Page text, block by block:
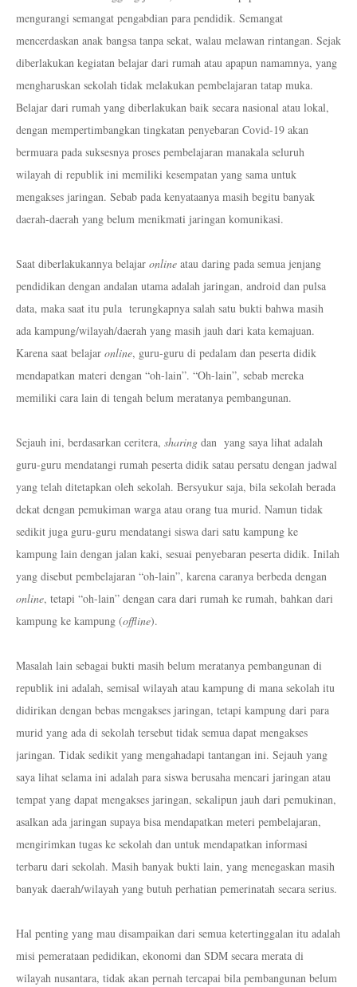
mengurangi semangat pengabdian para pendidik. Semangat
mencerdaskan anak bangsa tanpa sekat, walau melawan rintangan. Sejak
diberlakukan kegiatan belajar dari rumah atau apapun namamnya, yang
mengharuskan sekolah tidak melakukan pembelajaran tatap muka.
Belajar dari rumah yang diberlakukan baik secara nasional atau lokal,
dengan mempertimbangkan tingkatan penyebaran Covid-19 akan
bermuara pada suksesnya proses pembelajaran manakala seluruh
wilayah di republik ini memiliki kesempatan yang sama untuk
mengakses jaringan. Sebab pada kenyataanya masih begitu banyak
daerah-daerah yang belum menikmati jaringan komunikasi.
Saat diberlakukannya belajar online atau daring pada semua jenjang
pendidikan dengan andalan utama adalah jaringan, android dan pulsa
data, maka saat itu pula terungkapnya salah satu bukti bahwa masih
ada kampung/wilayah/daerah yang masih jauh dari kata kemajuan.
Karena saat belajar online, guru-guru di pedalam dan peserta didik
mendapatkan materi dengan “oh-lain”. “Oh-lain”, sebab mereka
memiliki cara lain di tengah belum meratanya pembangunan.
Sejauh ini, berdasarkan ceritera, sharing dan yang saya lihat adalah
guru-guru mendatangi rumah peserta didik satau persatu dengan jadwal
yang telah ditetapkan oleh sekolah. Bersyukur saja, bila sekolah berada
dekat dengan pemukiman warga atau orang tua murid. Namun tidak
sedikit juga guru-guru mendatangi siswa dari satu kampung ke
kampung lain dengan jalan kaki, sesuai penyebaran peserta didik. Inilah
yang disebut pembelajaran “oh-lain”, karena caranya berbeda dengan
online, tetapi “oh-lain” dengan cara dari rumah ke rumah, bahkan dari
kampung ke kampung (offline).
Masalah lain sebagai bukti masih belum meratanya pembangunan di
republik ini adalah, semisal wilayah atau kampung di mana sekolah itu
didirikan dengan bebas mengakses jaringan, tetapi kampung dari para
murid yang ada di sekolah tersebut tidak semua dapat mengakses
jaringan. Tidak sedikit yang mengahadapi tantangan ini. Sejauh yang
saya lihat selama ini adalah para siswa berusaha mencari jaringan atau
tempat yang dapat mengakses jaringan, sekalipun jauh dari pemukinan,
asalkan ada jaringan supaya bisa mendapatkan meteri pembelajaran,
mengirimkan tugas ke sekolah dan untuk mendapatkan informasi
terbaru dari sekolah. Masih banyak bukti lain, yang menegaskan masih
banyak daerah/wilayah yang butuh perhatian pemerinatah secara serius.
Hal penting yang mau disampaikan dari semua ketertinggalan itu adalah
misi pemerataan pedidikan, ekonomi dan SDM secara merata di
wilayah nusantara, tidak akan pernah tercapai bila pembangunan belum